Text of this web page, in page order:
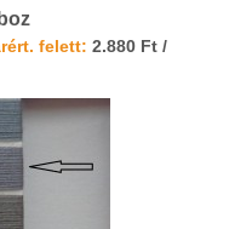
felett: 2.880 Ft /